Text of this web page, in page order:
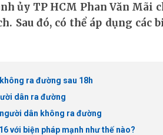
ủy TP HCM Phan Văn Mãi
Sau đó, có thể áp dụng các
ra đường sau 18h
dân ra đường
dân không ra đường
với biện pháp mạnh như thế nào?